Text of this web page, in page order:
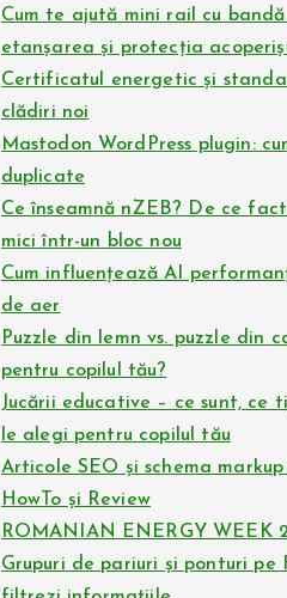
Cum te ajută mini rail cu
etanșarea și protecția
Certificatul energetic și
clădiri noi
Mastodon WordPress plugin:
duplicate
Ce înseamnă nZEB? De ce
mici într-un bloc nou
Cum influențează AI
de aer
Puzzle din lemn vs. puzzle din
pentru copilul tău?
Jucării educative – ce sunt, ce
le alegi pentru copilul tău
Articole SEO și schema
HowTo și Review
ROMANIAN ENERGY WEEK
Grupuri de pariuri și ponturi pe